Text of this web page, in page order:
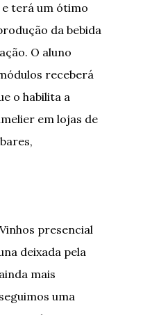
terá um ótimo
da bebida
O aluno
receberá
o habilita a
em lojas de
presencial
deixada pela
mais
uma